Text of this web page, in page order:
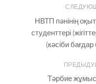
НВТП пәнінің
студенттері
(кәсіби бағдар
Тәрбие